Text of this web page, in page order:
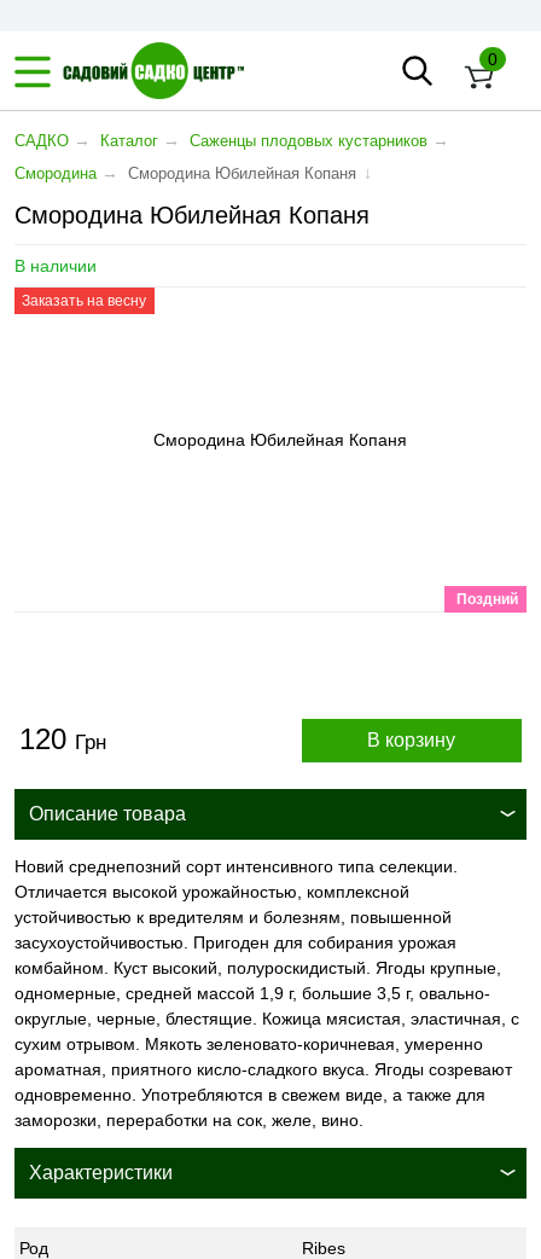
0
САДКО → Каталог → Саженцы плодовых кустарников →
Смородина → Смородина Юбилейная Копаня ↓
Смородина Юбилейная Копаня
В наличии
Заказать на весну
Поздний
120 Грн В корзину
Описание товара
Новий среднепозний сорт интенсивного типа селекции.
Отличается высокой урожайностью, комплексной
устойчивостью к вредителям и болезням, повышенной
засухоустойчивостью. Пригоден для собирания урожая
комбайном. Куст высокий, полуроскидистый. Ягоды крупные,
одномерные, средней массой 1,9 г, большие 3,5 г, овально-
округлые, черные, блестящие. Кожица мясистая, эластичная, с
сухим отрывом. Мякоть зеленовато-коричневая, умеренно
ароматная, приятного кисло-сладкого вкуса. Ягоды созревают
одновременно. Употребляются в свежем виде, а также для
заморозки, переработки на сок, желе, вино.
Характеристики
Род Ribes